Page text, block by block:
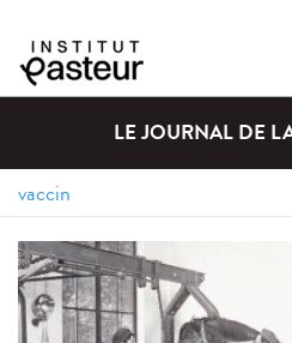
LE JOURNAL DE